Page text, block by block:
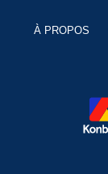
À PROPOS